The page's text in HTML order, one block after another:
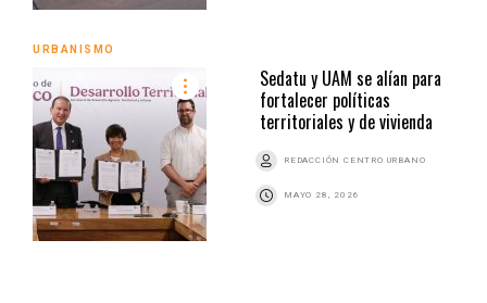
URBANISMO
Sedatu y UAM se alían para
fortalecer políticas
territoriales y de vivienda
REDACCIÓN CENTRO URBANO
MAYO 28, 2026